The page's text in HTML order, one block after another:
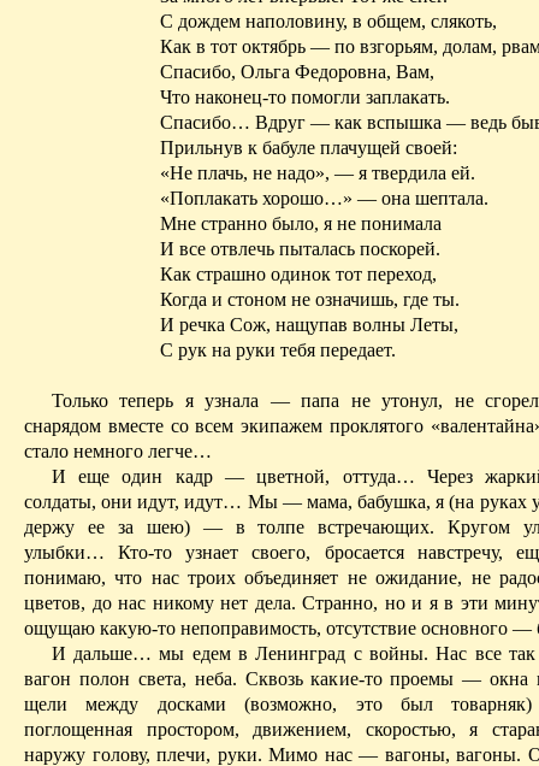
С дождем наполовину, в общем, слякоть,
Как в тот октябрь — по взгорьям, долам,
Спасибо, Ольга Федоровна, Вам,
Что наконец-то помогли заплакать.
Спасибо… Вдруг — как вспышка — ведь
Прильнув к бабуле плачущей своей:
«Не плачь, не надо», — я твердила ей.
«Поплакать хорошо…» — она шептала.
Мне странно было, я не понимала
И все отвлечь пыталась поскорей.
Как страшно одинок тот переход,
Когда и стоном не означишь, где ты.
И речка Сож, нащупав волны Леты,
С рук на руки тебя передает.
Только теперь я узнала — папа не утонул, не
снарядом вместе со всем экипажем проклятого
стало немного легче…
И еще один кадр — цветной, оттуда… Через
солдаты, они идут, идут… Мы — мама, бабушка, я (на руках
держу ее за шею) — в толпе встречающих. Кругом
улыбки… Кто-то узнает своего, бросается навстречу,
понимаю, что нас троих объединяет не ожидание, не
цветов, до нас никому нет дела. Странно, но и я в эти
ощущаю какую-то непоправимость, отсутствие основного —
И дальше… мы едем в Ленинград с войны. Нас все
вагон полон света, неба. Сквозь какие-то проемы — окна
щели между досками (возможно, это был
поглощенная простором, движением, скоростью, я
наружу голову, плечи, руки. Мимо нас — вагоны, вагоны.